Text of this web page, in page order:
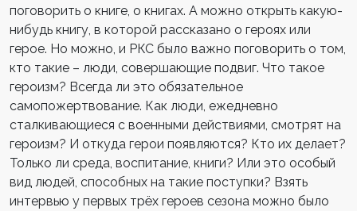
поговорить о книге, о книгах. А можно открыть какую-
нибудь книгу, в которой рассказано о героях или
герое. Но можно, и РКС было важно поговорить о том,
кто такие – люди, совершающие подвиг. Что такое
героизм? Всегда ли это обязательное
самопожертвование. Как люди, ежедневно
сталкивающиеся с военными действиями, смотрят на
героизм? И откуда герои появляются? Кто их делает?
Только ли среда, воспитание, книги? Или это особый
вид людей, способных на такие поступки? Взять
интервью у первых трёх героев сезона можно было